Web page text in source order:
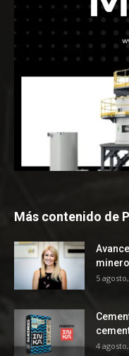
Más contenido de
5
4